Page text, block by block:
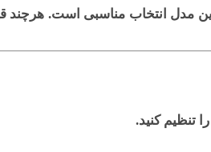
این مدل انتخاب مناسبی است.
تنظیم کنید.